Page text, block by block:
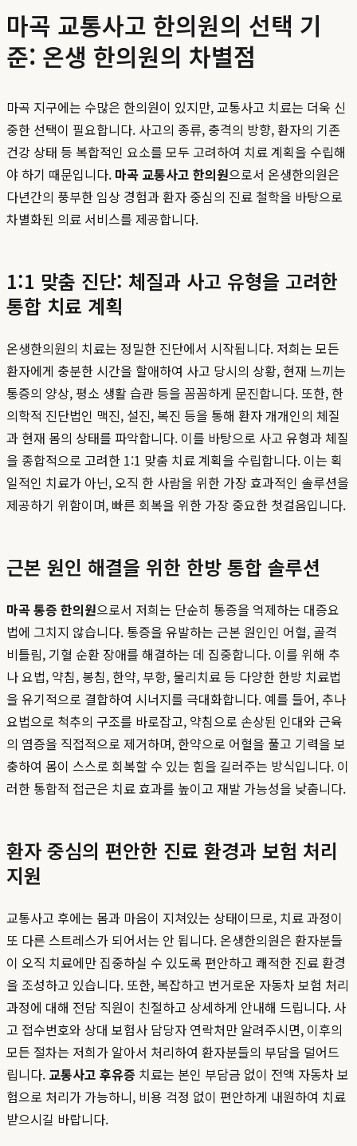
마곡 교통사고 한의원의 선택 기
준: 온생 한의원의 차별점
마곡 지구에는 수많은 한의원이 있지만, 교통사고 치료는 더욱 신
중한 선택이 필요합니다. 사고의 종류, 충격의 방향, 환자의 기존
건강 상태 등 복합적인 요소를 모두 고려하여 치료 계획을 수립해
야 하기 때문입니다. 마곡 교통사고 한의원으로서 온생한의원은
다년간의 풍부한 임상 경험과 환자 중심의 진료 철학을 바탕으로
차별화된 의료 서비스를 제공합니다.
1:1 맞춤 진단: 체질과 사고 유형을 고려한
통합 치료 계획
온생한의원의 치료는 정밀한 진단에서 시작됩니다. 저희는 모든
환자에게 충분한 시간을 할애하여 사고 당시의 상황, 현재 느끼는
통증의 양상, 평소 생활 습관 등을 꼼꼼하게 문진합니다. 또한, 한
의학적 진단법인 맥진, 설진, 복진 등을 통해 환자 개개인의 체질
과 현재 몸의 상태를 파악합니다. 이를 바탕으로 사고 유형과 체질
을 종합적으로 고려한 1:1 맞춤 치료 계획을 수립합니다. 이는 획
일적인 치료가 아닌, 오직 한 사람을 위한 가장 효과적인 솔루션을
제공하기 위함이며, 빠른 회복을 위한 가장 중요한 첫걸음입니다.
근본 원인 해결을 위한 한방 통합 솔루션
마곡 통증 한의원으로서 저희는 단순히 통증을 억제하는 대증요
법에 그치지 않습니다. 통증을 유발하는 근본 원인인 어혈, 골격
비틀림, 기혈 순환 장애를 해결하는 데 집중합니다. 이를 위해 추
나 요법, 약침, 봉침, 한약, 부항, 물리치료 등 다양한 한방 치료법
을 유기적으로 결합하여 시너지를 극대화합니다. 예를 들어, 추나
요법으로 척추의 구조를 바로잡고, 약침으로 손상된 인대와 근육
의 염증을 직접적으로 제거하며, 한약으로 어혈을 풀고 기력을 보
충하여 몸이 스스로 회복할 수 있는 힘을 길러주는 방식입니다. 이
러한 통합적 접근은 치료 효과를 높이고 재발 가능성을 낮춥니다.
환자 중심의 편안한 진료 환경과 보험 처리
지원
교통사고 후에는 몸과 마음이 지쳐있는 상태이므로, 치료 과정이
또 다른 스트레스가 되어서는 안 됩니다. 온생한의원은 환자분들
이 오직 치료에만 집중하실 수 있도록 편안하고 쾌적한 진료 환경
을 조성하고 있습니다. 또한, 복잡하고 번거로운 자동차 보험 처리
과정에 대해 전담 직원이 친절하고 상세하게 안내해 드립니다. 사
고 접수번호와 상대 보험사 담당자 연락처만 알려주시면, 이후의
모든 절차는 저희가 알아서 처리하여 환자분들의 부담을 덜어드
립니다. 교통사고 후유증 치료는 본인 부담금 없이 전액 자동차 보
험으로 처리가 가능하니, 비용 걱정 없이 편안하게 내원하여 치료
받으시길 바랍니다.